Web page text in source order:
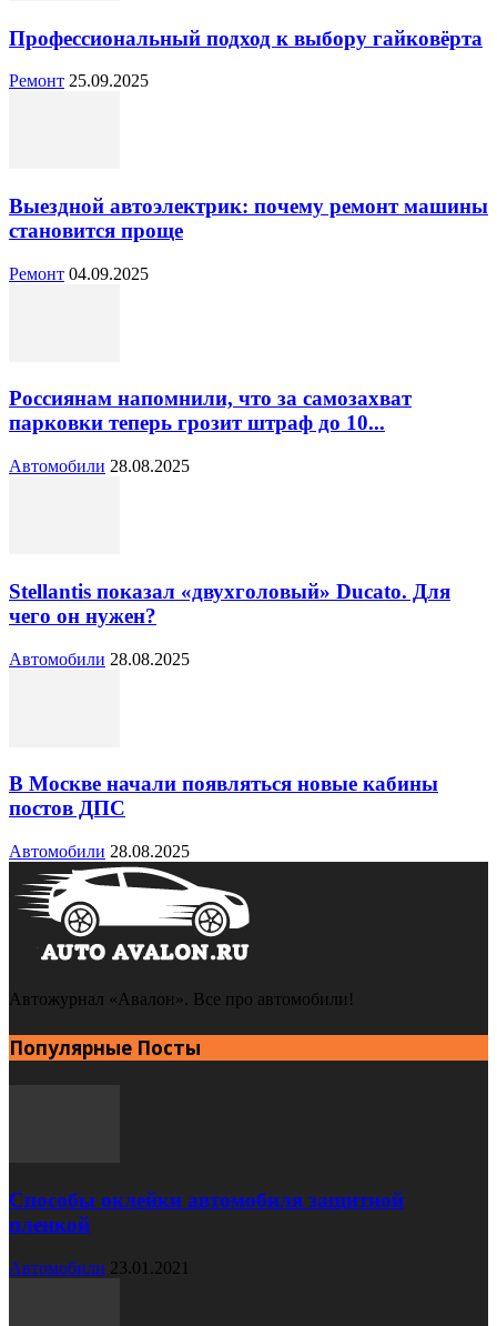
Профессиональный подход к выбору гайковёрта
Ремонт 25.09.2025
Выездной автоэлектрик: почему ремонт машины
становится проще
Ремонт 04.09.2025
Россиянам напомнили, что за самозахват
парковки теперь грозит штраф до 10...
Автомобили 28.08.2025
Stellantis показал «двухголовый» Ducato. Для
чего он нужен?
Автомобили 28.08.2025
В Москве начали появляться новые кабины
постов ДПС
Автомобили 28.08.2025
Автожурнал «Авалон». Все про автомобили!
Популярные Посты
Способы оклейки автомобиля защитной
пленкой
Автомобили 23.01.2021